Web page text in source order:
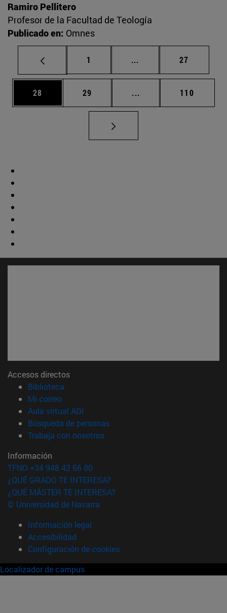
Ramiro Pellitero
Profesor de la Facultad de Teología
Publicado en: Omnes
Página
1 ... Páginas intermedias
Página
27
Página
28 Página
29 ... Páginas intermedias
Página
110
Accesos directos
Biblioteca
Mi correo(abre en nueva ventana)
Aula virtual ADI
Búsqueda de personas(abre en nueva ventana)
Trabaja con nosotros(abre en nueva ventana)
Información
TFNO +34 948 42 56 00
¿QUÉ GRADO TE INTERESA?
¿QUÉ MÁSTER TE INTERESA?
© Universidad de Navarra
Información legal
Accesibilidad
Configuración de cookies
Localizador de campus